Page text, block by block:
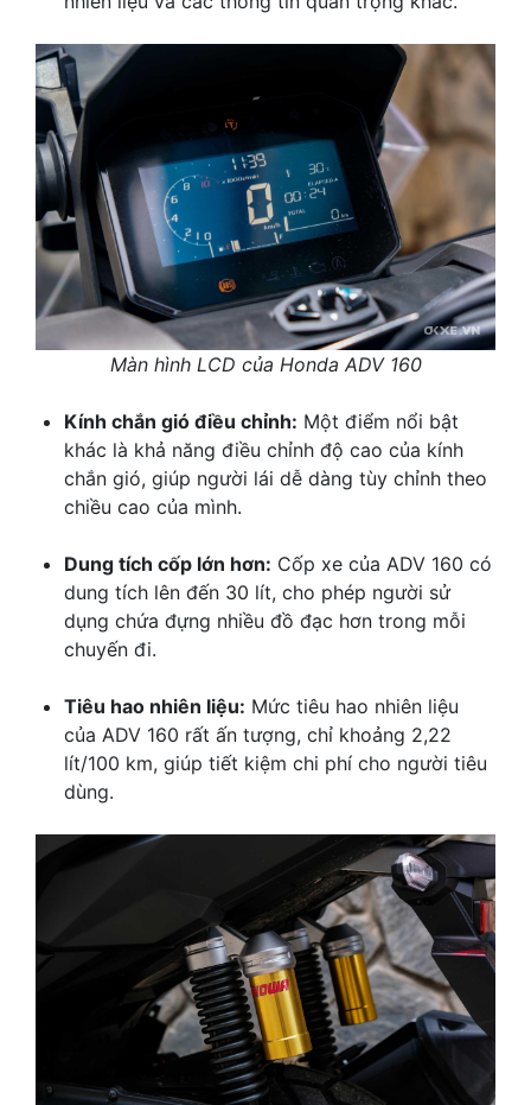
Màn hình LCD của Honda ADV 160
Kính chắn gió điều chỉnh: Một điểm nổi bật
khác là khả năng điều chỉnh độ cao của kính
chắn gió, giúp người lái dễ dàng tùy chỉnh theo
chiều cao của mình.
Dung tích cốp lớn hơn: Cốp xe của ADV 160 có
dung tích lên đến 30 lít, cho phép người sử
dụng chứa đựng nhiều đồ đạc hơn trong mỗi
chuyến đi.
Tiêu hao nhiên liệu: Mức tiêu hao nhiên liệu
của ADV 160 rất ấn tượng, chỉ khoảng 2,22
lít/100 km, giúp tiết kiệm chi phí cho người tiêu
dùng.